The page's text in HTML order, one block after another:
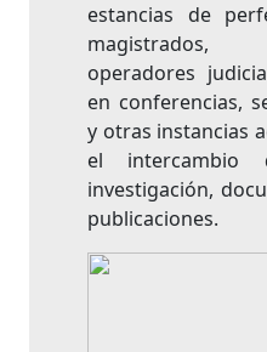
estancias de
operadores
en conferencias,
y otras instancias
el intercambio
investigación,
publicaciones.